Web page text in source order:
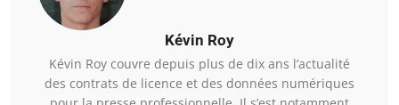
Kévin Roy
Kévin Roy couvre depuis plus de dix ans l’actualité
des contrats de licence et des données numériques